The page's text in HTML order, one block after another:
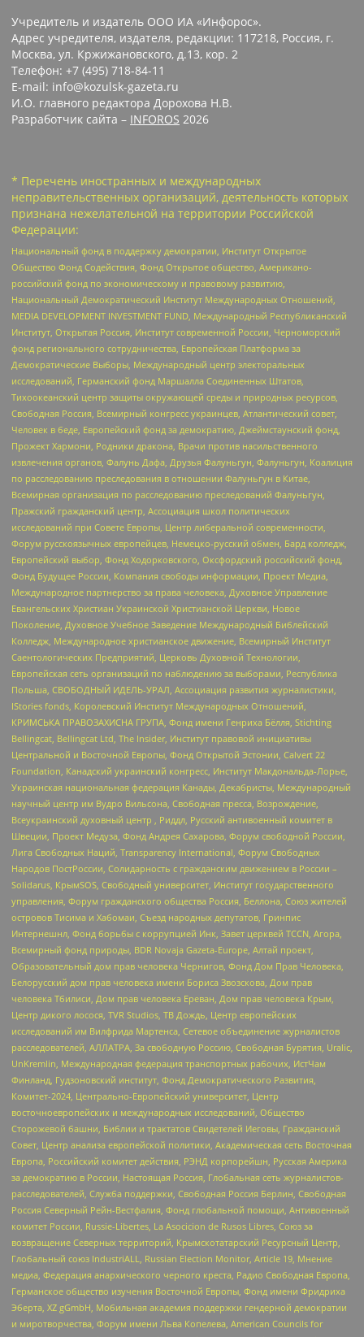
Учредитель и издатель ООО ИА «Инфорос».
Адрес учредителя, издателя, редакции: 117218, Россия, г.
Москва, ул. Кржижановского, д.13, кор. 2
Телефон: +7 (495) 718-84-11
E-mail: info@kozulsk-gazeta.ru
И.О. главного редактора Дорохова Н.В.
Разработчик сайта – INFOROS 2026
* Перечень иностранных и международных
неправительственных организаций, деятельность которых
признана нежелательной на территории Российской
Федерации:
Национальный фонд в поддержку демократии, Институт Открытое
Общество Фонд Содействия, Фонд Открытое общество, Американо-
российский фонд по экономическому и правовому развитию,
Национальный Демократический Институт Международных Отношений,
MEDIA DEVELOPMENT INVESTMENT FUND, Международный Республиканский
Институт, Открытая Россия, Институт современной России, Черноморский
фонд регионального сотрудничества, Европейская Платформа за
Демократические Выборы, Международный центр электоральных
исследований, Германский фонд Маршалла Соединенных Штатов,
Тихоокеанский центр защиты окружающей среды и природных ресурсов,
Свободная Россия, Всемирный конгресс украинцев, Атлантический совет,
Человек в беде, Европейский фонд за демократию, Джеймстаунский фонд,
Прожект Хармони, Родники дракона, Врачи против насильственного
извлечения органов, Фалунь Дафа, Друзья Фалуньгун, Фалуньгун, Коалиция
по расследованию преследования в отношении Фалуньгун в Китае,
Всемирная организация по расследованию преследований Фалуньгун,
Пражский гражданский центр, Ассоциация школ политических
исследований при Совете Европы, Центр либеральной современности,
Форум русскоязычных европейцев, Немецко-русский обмен, Бард колледж,
Европейский выбор, Фонд Ходорковского, Оксфордский российский фонд,
Фонд Будущее России, Компания свободы информации, Проект Медиа,
Международное партнерство за права человека, Духовное Управление
Евангельских Христиан Украинской Христианской Церкви, Новое
Поколение, Духовное Учебное Заведение Международный Библейский
Колледж, Международное христианское движение, Всемирный Институт
Саентологических Предприятий, Церковь Духовной Технологии,
Европейская сеть организаций по наблюдению за выборами, Республика
Польша, СВОБОДНЫЙ ИДЕЛЬ-УРАЛ, Ассоциация развития журналистики,
IStories fonds, Королевский Институт Международных Отношений,
КРИМСЬКА ПРАВОЗАХИСНА ГРУПА, Фонд имени Генриха Бёлля, Stichting
Bellingcat, Bellingcat Ltd, The Insider, Институт правовой инициативы
Центральной и Восточной Европы, Фонд Открытой Эстонии, Calvert 22
Foundation, Канадский украинский конгресс, Институт Макдональда-Лорье,
Украинская национальная федерация Канады, Декабристы, Международный
научный центр им Вудро Вильсона, Свободная пресса, Возрождение,
Всеукраинский духовный центр , Риддл, Русский антивоенный комитет в
Швеции, Проект Медуза, Фонд Андрея Сахарова, Форум свободной России,
Лига Свободных Наций, Transparеncy International, Форум Свободных
Народов ПостРоссии, Солидарность с гражданским движением в России –
Solidarus, КрымSOS, Свободный университет, Институт государственного
управления, Форум гражданского общества Россия, Беллона, Союз жителей
островов Тисима и Хабомаи, Съезд народных депутатов, Гринпис
Интернешнл, Фонд борьбы с коррупцией Инк, Завет церквей TCCN, Агора,
Всемирный фонд природы, BDR Novaja Gazeta-Europe, Алтай проект,
Образовательный дом прав человека Чернигов, Фонд Дом Прав Человека,
Белорусский дом прав человека имени Бориса Звозскова, Дом прав
человека Тбилиси, Дом прав человека Ереван, Дом прав человека Крым,
Центр дикого лосося, TVR Studios, ТВ Дождь, Центр европейских
исследований им Вилфрида Мартенса, Сетевое объединение журналистов
расследователей, АЛЛАТРА, За свободную Россию, Свободная Бурятия, Uralic,
UnKremlin, Международная федерация транспортных рабочих, ИстЧам
Финланд, Гудзоновский институт, Фонд Демократического Развития,
Комитет-2024, Центрально-Европейский университет, Центр
восточноевропейских и международных исследований, Общество
Сторожевой башни, Библии и трактатов Свидетелей Иеговы, Гражданский
Совет, Центр анализа европейской политики, Академическая сеть Восточная
Европа, Российский комитет действия, РЭНД корпорейшн, Русская Америка
за демократию в России, Настоящая Россия, Глобальная сеть журналистов-
расследователей, Служба поддержки, Свободная Россия Берлин, Свободная
Россия Северный Рейн-Вестфалия, Фонд глобальной помощи, Антивоенный
комитет России, Russie-Libertes, La Asocicion de Rusos Libres, Союз за
возвращение Северных территорий, Крымскотатарский Ресурсный Центр,
Глобальный союз IndustriALL, Russian Election Monitor, Article 19, Мнение
медиа, Федерация анархического черного креста, Радио Свободная Европа,
Германское общество изучения Восточной Европы, Фонд имени Фридриха
Эберта, XZ gGmbH, Мобильная академия поддержки гендерной демократии
и миротворчества, Форум имени Льва Копелева, American Councils for